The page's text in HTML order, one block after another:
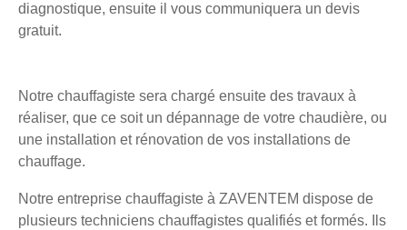
diagnostique, ensuite il vous communiquera un devis
gratuit.
Notre chauffagiste sera chargé ensuite des travaux à
réaliser, que ce soit un dépannage de votre chaudière, ou
une installation et rénovation de vos installations de
chauffage.
Notre entreprise chauffagiste à ZAVENTEM dispose de
plusieurs techniciens chauffagistes qualifiés et formés. Ils